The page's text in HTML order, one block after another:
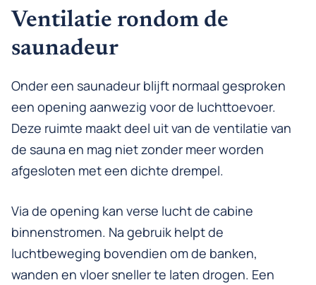
Ventilatie rondom de
saunadeur
Onder een saunadeur blijft normaal gesproken
een opening aanwezig voor de luchttoevoer.
Deze ruimte maakt deel uit van de ventilatie van
de sauna en mag niet zonder meer worden
afgesloten met een dichte drempel.
Via de opening kan verse lucht de cabine
binnenstromen. Na gebruik helpt de
luchtbeweging bovendien om de banken,
wanden en vloer sneller te laten drogen. Een